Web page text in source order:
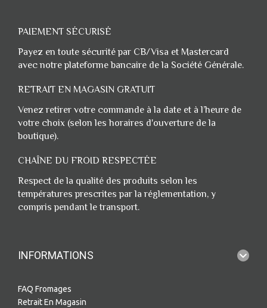
PAIEMENT SÉCURISÉ
Payez en toute sécurité par CB/Visa et Mastercard
avec notre plateforme bancaire de la Société Générale.
RETRAIT EN MAGASIN GRATUIT
Venez retirer votre commande à la date et à l’heure de
votre choix (selon les horaires d'ouverture de la
boutique).
CHAÎNE DU FROID RESPECTÉE
Respect de la qualité des produits selon les
températures prescrites par la réglementation, y
compris pendant le transport.
INFORMATIONS
FAQ Fromages
Retrait En Magasin